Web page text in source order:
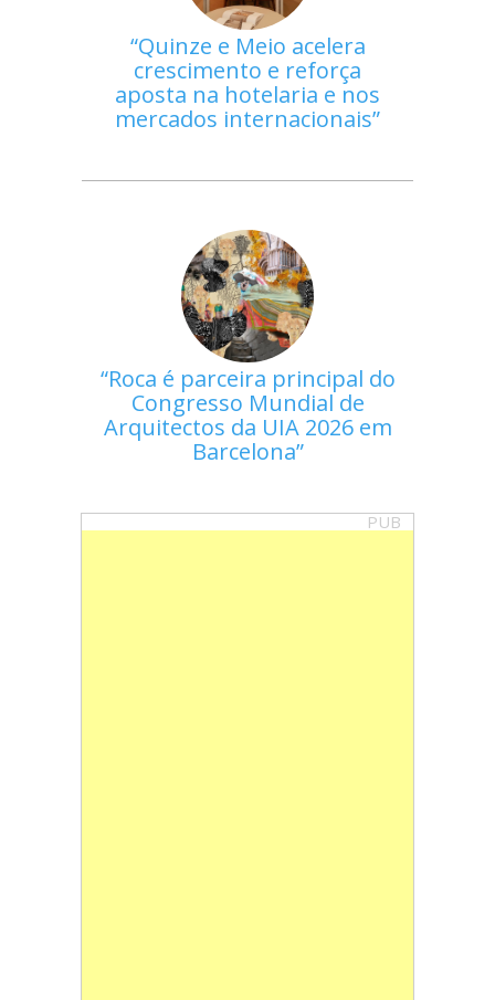
Quinze e Meio acelera
crescimento e reforça
aposta na hotelaria e nos
mercados internacionais
Roca é parceira principal do
Congresso Mundial de
Arquitectos da UIA 2026 em
Barcelona
PUB